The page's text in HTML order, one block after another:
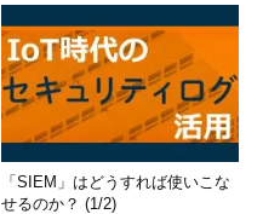
「SIEM」はどうすれば使いこな
せるのか？ (1/2)